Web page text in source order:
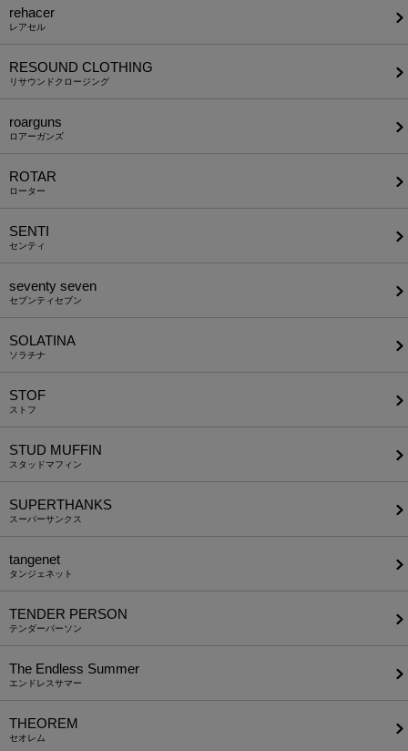
rehacer
レアセル
RESOUND CLOTHING
リサウンドクロージング
roarguns
ロアーガンズ
ROTAR
ローター
SENTI
センティ
seventy seven
セブンティセブン
SOLATINA
ソラチナ
STOF
ストフ
STUD MUFFIN
スタッドマフィン
SUPERTHANKS
スーパーサンクス
tangenet
タンジェネット
TENDER PERSON
テンダーパーソン
The Endless Summer
エンドレスサマー
THEOREM
セオレム